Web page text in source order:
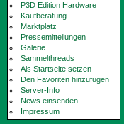
P3D Edition Hardware
Kaufberatung
Marktplatz
Pressemitteilungen
Galerie
Sammelthreads
Als Startseite setzen
Den Favoriten hinzufügen
Server-Info
News einsenden
Impressum